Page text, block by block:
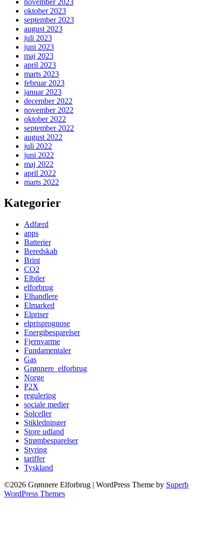
oktober 2023
september 2023
august 2023
juli 2023
juni 2023
maj 2023
april 2023
marts 2023
februar 2023
januar 2023
december 2022
november 2022
oktober 2022
september 2022
august 2022
juli 2022
juni 2022
maj 2022
april 2022
marts 2022
Kategorier
Adfærd
apps
Batterier
Beredskab
Brint
CO2
Elbiler
elforbrug
Elhandlere
Elmarked
Elpriser
elprisprognose
Energibesparelser
Fjernvarme
Fundamentaler
Gas
Grønnere_elforbrug
Norge
P2X
regulering
sociale medier
Solceller
Stikledninger
Store udland
Strømbesparelser
Styring
tariffer
Tyskland
©2026 Grønnere Elforbrug | WordPress Theme by Superb
WordPress Themes